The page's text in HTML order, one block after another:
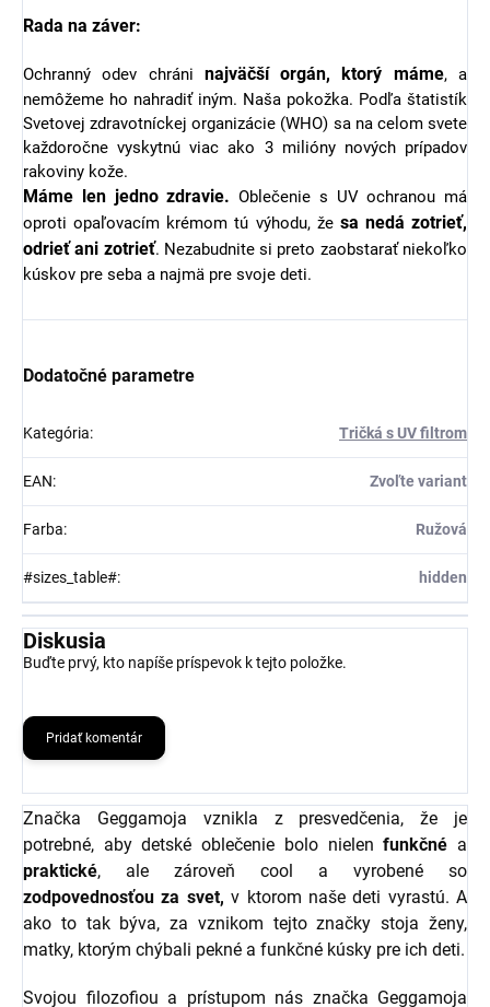
Rada na záver:
Ochranný odev chráni najväčší orgán, ktorý máme, a
nemôžeme ho nahradiť iným. Naša pokožka. Podľa štatistík
Svetovej zdravotníckej organizácie (WHO) sa na celom svete
každoročne vyskytnú viac ako 3 milióny nových prípadov
rakoviny kože.
Máme len jedno zdravie. Oblečenie s UV ochranou má
oproti opaľovacím krémom tú výhodu, že sa nedá zotrieť,
odrieť ani zotrieť. Nezabudnite si preto zaobstarať niekoľko
kúskov pre seba a najmä pre svoje deti.
Dodatočné parametre
Kategória: Tričká s UV filtrom
EAN: Zvoľte variant
Farba: Ružová
#sizes_table#: hidden
Diskusia
Buďte prvý, kto napíše príspevok k tejto položke.
Pridať komentár
Značka Geggamoja vznikla z presvedčenia, že je
potrebné, aby detské oblečenie bolo nielenfunkčné a
praktické, ale zároveň cool a vyrobené so
zodpovednosťou za svet, v ktorom naše deti vyrastú. A
ako to tak býva, za vznikom tejto značky stoja ženy,
matky, ktorým chýbali pekné a funkčné kúsky pre ich deti.
Svojou filozofiou a prístupom nás značka Geggamoja